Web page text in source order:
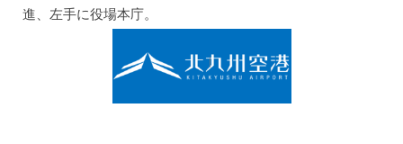
進、左手に役場本庁。